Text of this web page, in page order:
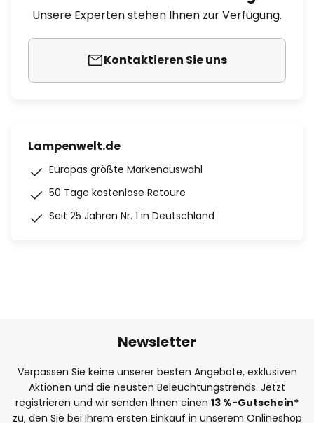
Unsere Experten stehen Ihnen zur Verfügung.
Kontaktieren Sie uns
Lampenwelt.de
Europas größte Markenauswahl
50 Tage kostenlose Retoure
Seit 25 Jahren Nr. 1 in Deutschland
Newsletter
Verpassen Sie keine unserer besten Angebote, exklusiven
Aktionen und die neusten Beleuchtungstrends. Jetzt
registrieren und wir senden Ihnen einen 13 %-Gutschein*
zu, den Sie bei Ihrem ersten Einkauf in unserem Onlineshop